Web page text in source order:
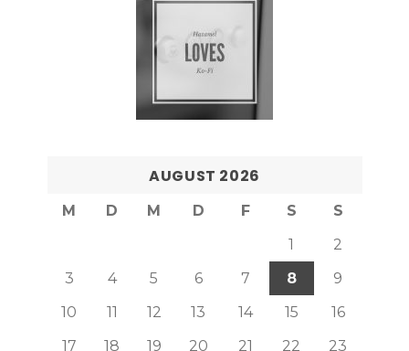
AUGUST 2026
M D M D F S
S
1
2
3
4 5 6 7 8
9
10
11 12 13 14 15
16
17
18 19 20 21 22
23